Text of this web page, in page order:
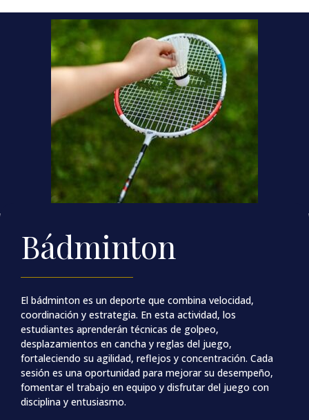
Bádminton
El bádminton es un deporte que combina velocidad,
coordinación y estrategia. En esta actividad, los
estudiantes aprenderán técnicas de golpeo,
desplazamientos en cancha y reglas del juego,
fortaleciendo su agilidad, reflejos y concentración. Cada
sesión es una oportunidad para mejorar su desempeño,
fomentar el trabajo en equipo y disfrutar del juego con
disciplina y entusiasmo.